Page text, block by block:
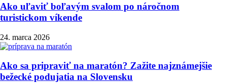
Ako uľaviť boľavým svalom po náročnom
turistickom víkende
24. marca 2026
Ako sa pripraviť na maratón? Zažite najznámejšie
bežecké podujatia na Slovensku